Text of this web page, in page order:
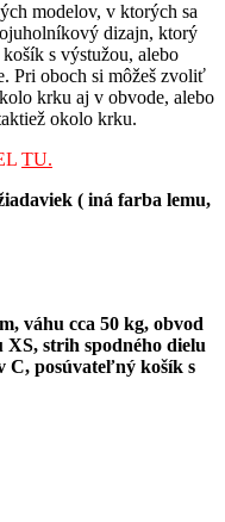
modelov, v ktorých sa
dizajn, ktorý
s výstužou, alebo
Pri oboch si môžeš zvoliť
krku aj v obvode, alebo
okolo krku.
TU.
( iná farba lemu,
váhu cca 50 kg, obvod
strih spodného dielu
C, posúvateľný košík s